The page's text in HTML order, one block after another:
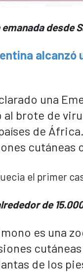
desde
alcanzó
una
al brote de
de
cutáneas
de
es una
de los